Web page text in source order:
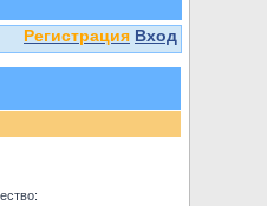
Регистрация Вход